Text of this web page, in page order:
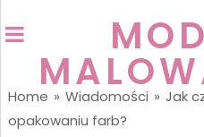
Home » Wiadomości » Jak
opakowaniu farb?